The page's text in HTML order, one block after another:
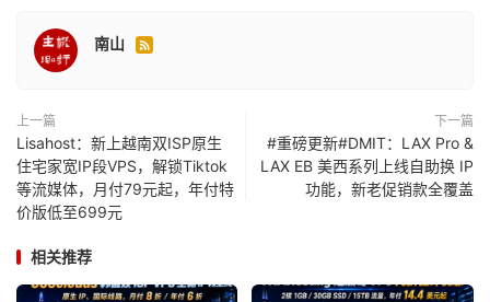
南山 
上一篇
Lisahost：新上越南双ISP原生
住宅家宽IP段VPS，解锁Tiktok
等流媒体，月付79元起，年付特
价版低至699元
下一篇
#重磅更新#DMIT：LAX Pro &
LAX EB 美西系列上线自助换 IP
功能，新老促销款全覆盖
相关推荐